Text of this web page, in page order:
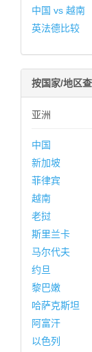
中国 vs 越南
英法德比较
按国家/地区
亚洲
中国
新加坡
菲律宾
越南
老挝
斯里兰卡
马尔代夫
约旦
黎巴嫩
哈萨克斯坦
阿富汗
以色列